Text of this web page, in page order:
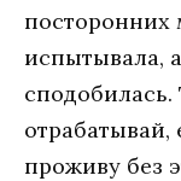
посторонних
испытывала,
отрабатывай,
проживу без